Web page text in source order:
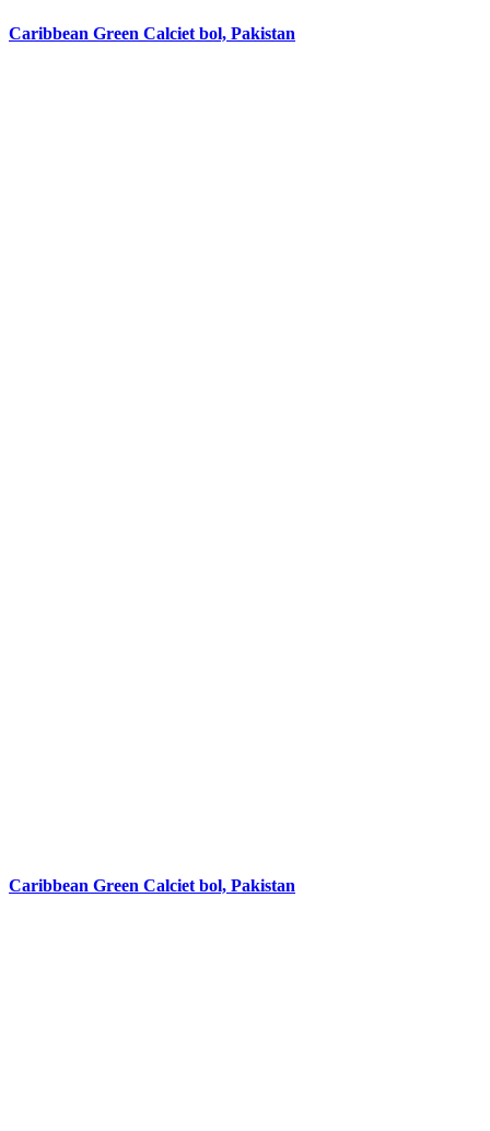
Caribbean Green Calciet bol, Pakistan
Caribbean Green Calciet bol, Pakistan